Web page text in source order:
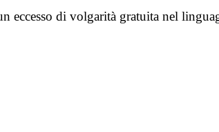
eccesso di volgarità gratuita nel